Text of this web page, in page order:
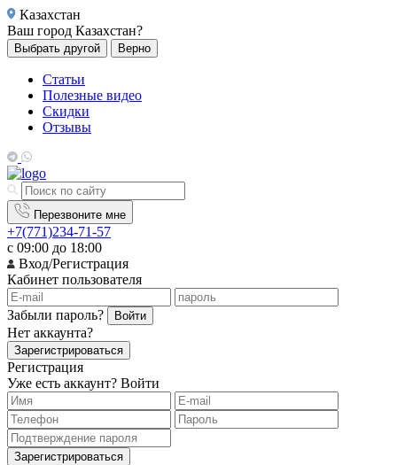
Казахстан
Ваш город Казахстан?
Выбрать другой Верно
Статьи
Полезные видео
Скидки
Отзывы
Перезвоните мне
+7(771)234-71-57
с 09:00 до 18:00
Вход/Регистрация
Кабинет пользователя
Забыли пароль? Войти
Нет аккаунта?
Зарегистрироваться
Регистрация
Уже есть аккаунт? Войти
Зарегистрироваться